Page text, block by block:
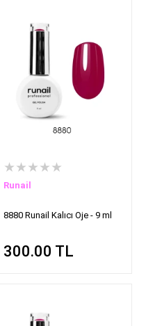
★★★★★
Runail
8880 Runail Kalıcı Oje - 9 ml
300.00 TL